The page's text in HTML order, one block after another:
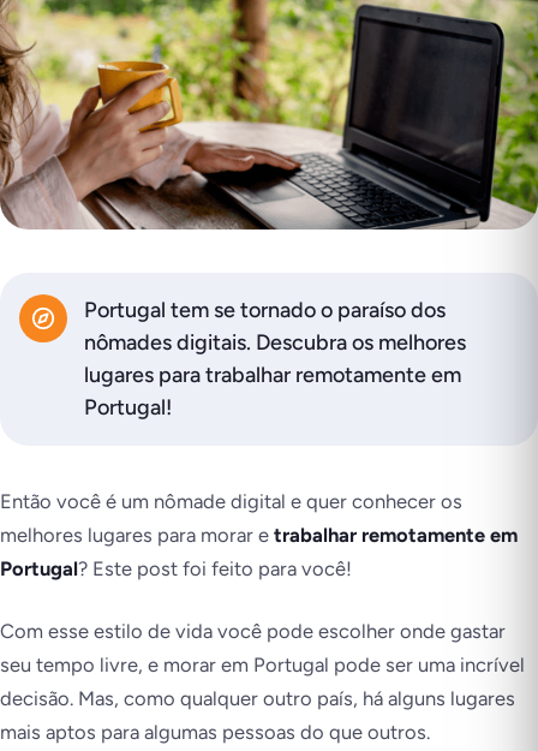
Portugal tem se tornado o paraíso dos
nômades digitais. Descubra os melhores
lugares para trabalhar remotamente em
Portugal!
Então você é um nômade digital e quer conhecer os
melhores lugares para morar e trabalhar remotamente em
Portugal? Este post foi feito para você!
Com esse estilo de vida você pode escolher onde gastar
seu tempo livre, e morar em Portugal pode ser uma incrível
decisão. Mas, como qualquer outro país, há alguns lugares
mais aptos para algumas pessoas do que outros.